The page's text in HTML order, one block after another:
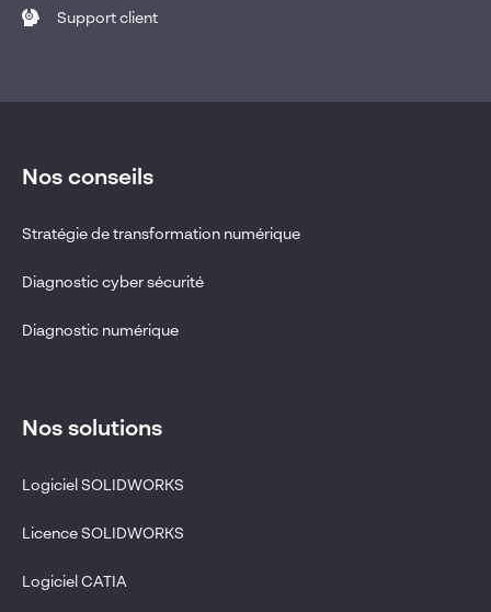
Support client
Nos conseils
Stratégie de transformation numérique
Diagnostic cyber sécurité
Diagnostic numérique
Nos solutions
Logiciel SOLIDWORKS
Licence SOLIDWORKS
Logiciel CATIA